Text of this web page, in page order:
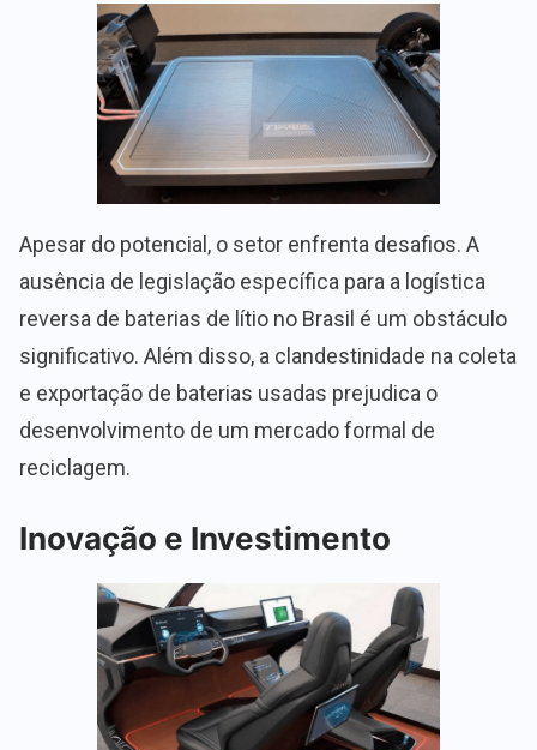
Apesar do potencial, o setor enfrenta desafios. A
ausência de legislação específica para a logística
reversa de baterias de lítio no Brasil é um obstáculo
significativo. Além disso, a clandestinidade na coleta
e exportação de baterias usadas prejudica o
desenvolvimento de um mercado formal de
reciclagem.
Inovação e Investimento